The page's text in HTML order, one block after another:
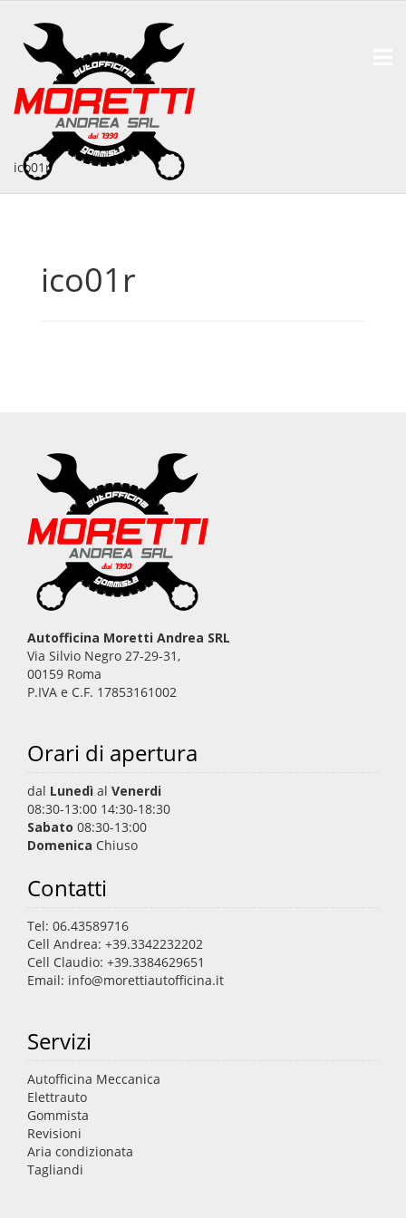
ico01r
ico01r
Autofficina Moretti Andrea SRL
Via Silvio Negro 27-29-31,
00159 Roma
P.IVA e C.F. 17853161002
Orari di apertura
dal Lunedì al Venerdi
08:30-13:00 14:30-18:30
Sabato 08:30-13:00
Domenica Chiuso
Contatti
Tel: 06.43589716
Cell Andrea: +39.3342232202
Cell Claudio: +39.3384629651
Email: info@morettiautofficina.it
Servizi
Autofficina Meccanica
Elettrauto
Gommista
Revisioni
Aria condizionata
Tagliandi